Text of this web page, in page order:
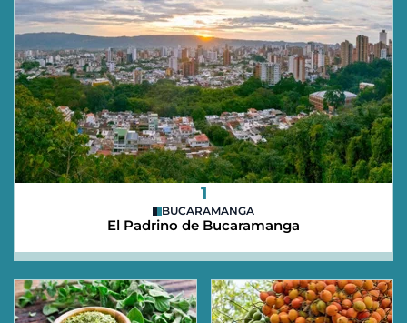
1
BUCARAMANGA
El Padrino de Bucaramanga